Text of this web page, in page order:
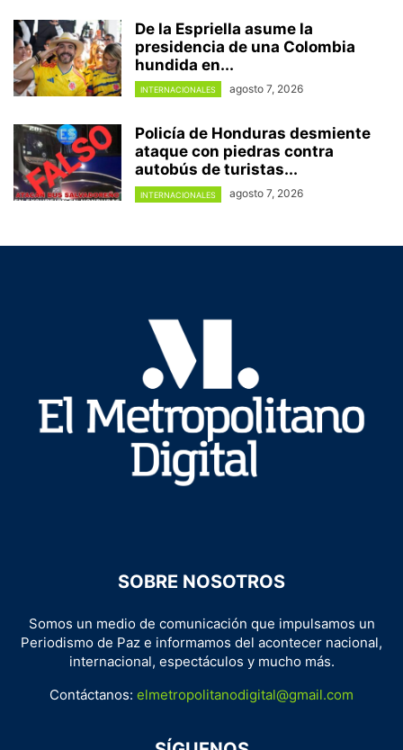
De la Espriella asume la
presidencia de una Colombia
hundida en...
INTERNACIONALES agosto 7, 2026
Policía de Honduras desmiente
ataque con piedras contra
autobús de turistas...
INTERNACIONALES agosto 7, 2026
SOBRE NOSOTROS
Somos un medio de comunicación que impulsamos un
Periodismo de Paz e informamos del acontecer nacional,
internacional, espectáculos y mucho más.
Contáctanos: elmetropolitanodigital@gmail.com